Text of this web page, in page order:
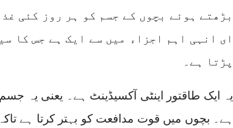
بڑھتے ہوئے بچوں کے جسم کو ہر روز کئی
ای انہی اہم اجزاء میں سے ایک ہے جس کا
پڑتا ہے۔
یہ ایک طاقتور اینٹی آکسیڈینٹ ہے۔ یعنی یہ
ہے۔ بچوں میں قوت مدافعت کو بہتر کرتا ہے تاکہ